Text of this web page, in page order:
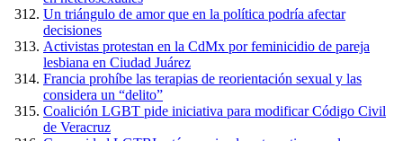
Un triángulo de amor que en la política podría afectar
decisiones
Activistas protestan en la CdMx por feminicidio de pareja
lesbiana en Ciudad Juárez
Francia prohíbe las terapias de reorientación sexual y las
considera un “delito”
Coalición LGBT pide iniciativa para modificar Código Civil
de Veracruz